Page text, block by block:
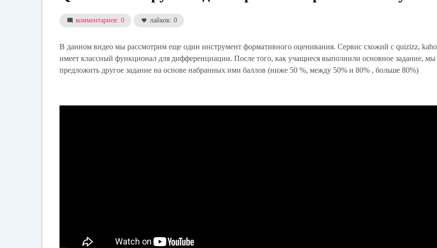
комментариев: 0 лайков: 0
В данном видео мы рассмотрим еще один инструмент формативного оценивания. Сервис схожий с quizizz,
имеет классный функционал для дифференциации. После того, как учащиеся выполнили основное задание,
предложить другое задание на основе набранных ими баллов (ниже 50 %, между 50% и 80% , больше 80%)